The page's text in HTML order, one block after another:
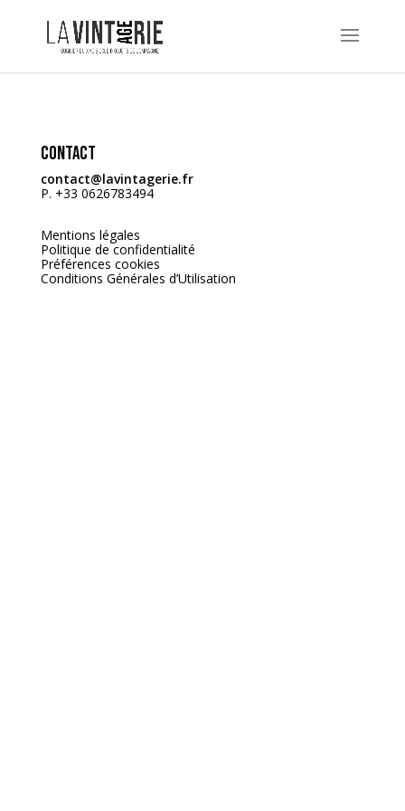
Contact
contact@lavintagerie.fr
P. +33 0626783494
Mentions légales
Politique de confidentialité
Préférences cookies
Conditions Générales d’Utilisation